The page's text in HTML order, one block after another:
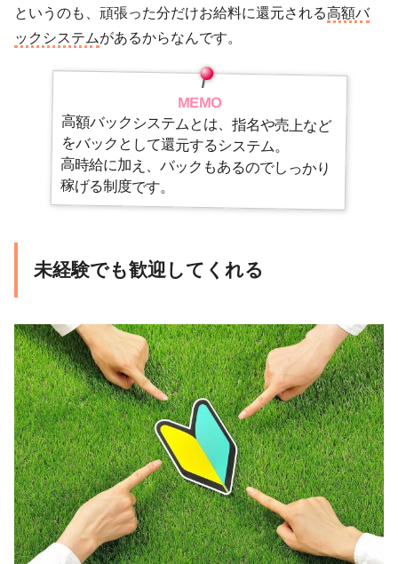
というのも、頑張った分だけお給料に還元される高額バ
ックシステムがあるからなんです。
MEMO
高額バックシステムとは、指名や売上など
をバックとして還元するシステム。
高時給に加え、バックもあるのでしっかり
稼げる制度です。
未経験でも歓迎してくれる